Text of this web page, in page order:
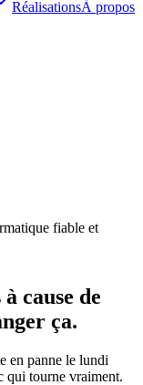
RéalisationsÀ propos
fiable et
cause de
ça.
en panne le lundi
qui tourne vraiment.